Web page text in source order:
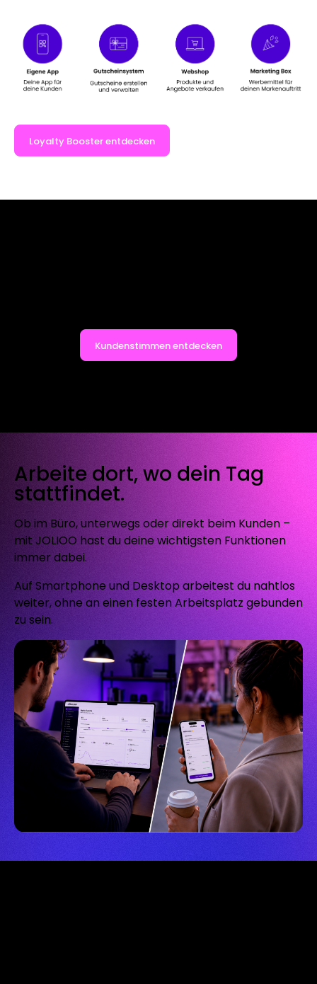
Loyalty Booster entdecken
Kundenstimmen entdecken
Arbeite dort, wo dein Tag
stattfindet.
Ob im Büro, unterwegs oder direkt beim Kunden –
mit JOLIOO hast du deine wichtigsten Funktionen
immer dabei.
Auf Smartphone und Desktop arbeitest du nahtlos
weiter, ohne an einen festen Arbeitsplatz gebunden
zu sein.